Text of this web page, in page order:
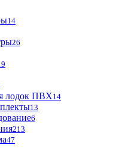
14
26
лодок ПВХ14
13
6
213
47